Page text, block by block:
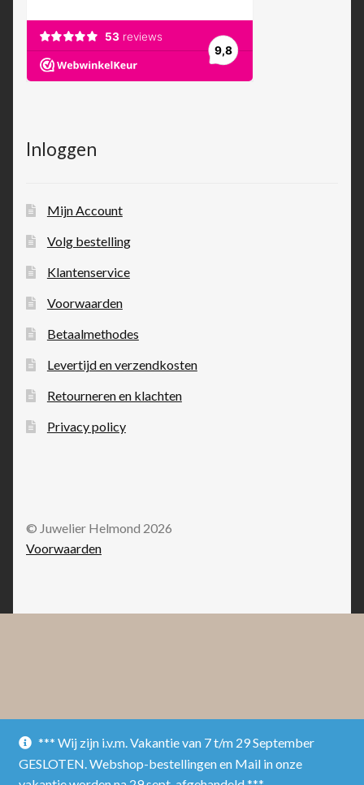
*** Wij zijn i.v.m. Vakantie van 7 t/m 29 September
GESLOTEN. Webshop-bestellingen en Mail in onze
Inloggen
Mijn Account
Volg bestelling
Klantenservice
Voorwaarden
Betaalmethodes
Levertijd en verzendkosten
Retourneren en klachten
Privacy policy
© Juwelier Helmond 2026
Voorwaarden